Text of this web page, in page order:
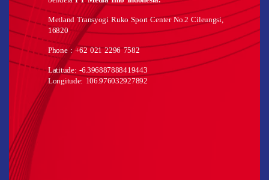
Metland Transyogi Ruko Sport Center No.2 Cileungsi,
16820
Phone : +62 021 2296 7582
Latitude: -6.396887888419443
Longitude: 106.976032927892